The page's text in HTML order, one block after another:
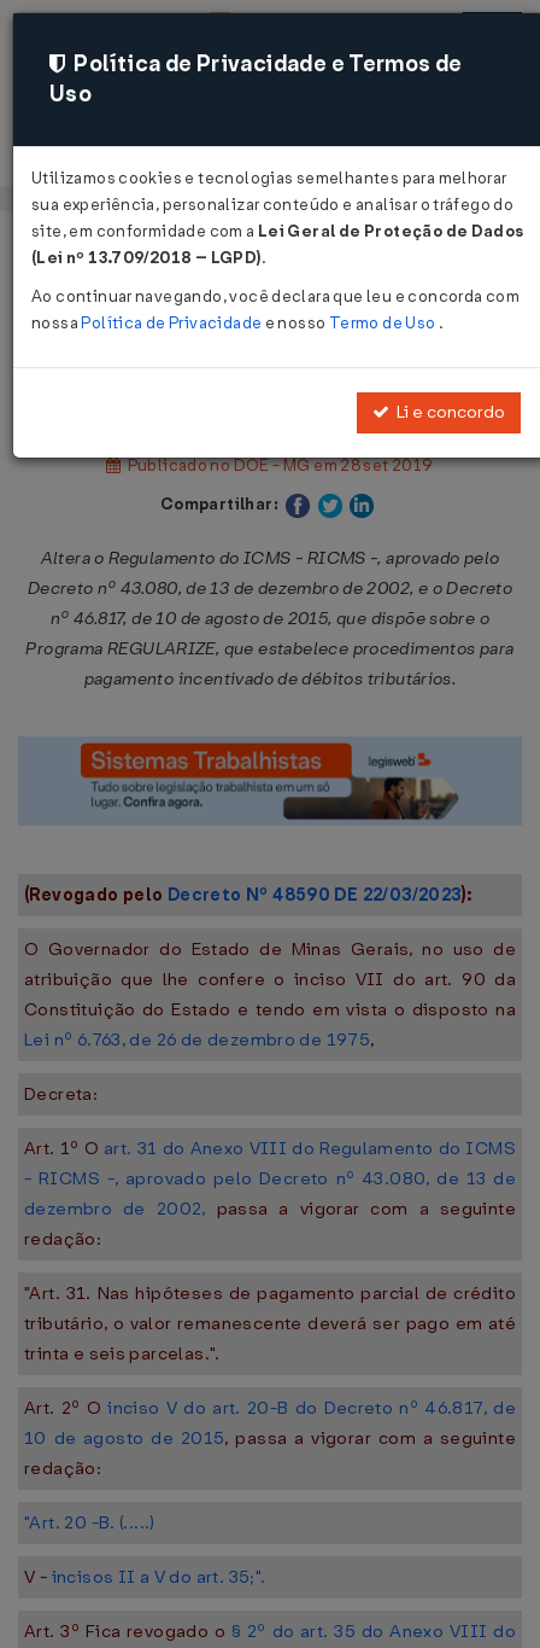
Acessar
Página Inicial
Legislações
Decreto Nº 47724 DE 27/09/2019
Publicado no DOE - MG em 28 set 2019
Compartilhar:
Altera o Regulamento do ICMS - RICMS -, aprovado pelo
Decreto nº 43.080, de 13 de dezembro de 2002, e o Decreto
nº 46.817, de 10 de agosto de 2015, que dispõe sobre o
Programa REGULARIZE, que estabelece procedimentos para
pagamento incentivado de débitos tributários.
(Revogado pelo Decreto Nº 48590 DE 22/03/2023):
O Governador do Estado de Minas Gerais, no uso de
atribuição que lhe confere o inciso VII do art. 90 da
Constituição do Estado e tendo em vista o disposto na
Lei nº 6.763, de 26 de dezembro de 1975,
Decreta:
Art. 1º O art. 31 do Anexo VIII do Regulamento do ICMS
- RICMS -, aprovado pelo Decreto nº 43.080, de 13 de
dezembro de 2002, passa a vigorar com a seguinte
redação:
"Art. 31. Nas hipóteses de pagamento parcial de crédito
tributário, o valor remanescente deverá ser pago em até
trinta e seis parcelas.".
Art. 2º Oinciso V do art. 20-B do Decreto nº 46.817, de
10 de agosto de 2015, passa a vigorar com a seguinte
redação:
"Art. 20 -B. (.....)
V - incisos II a V do art. 35;".
Art. 3º Fica revogado o § 2º do art. 35 do Anexo VIII do
Política de Privacidade e Termos de
Uso
Utilizamos cookies e tecnologias semelhantes para melhorar
sua experiência, personalizar conteúdo e analisar o tráfego do
site, em conformidade com a Lei Geral de Proteção de Dados
(Lei nº 13.709/2018 – LGPD).
Ao continuar navegando, você declara que leu e concorda com
nossaPolítica de Privacidade e nosso Termo de Uso .
Li e concordo